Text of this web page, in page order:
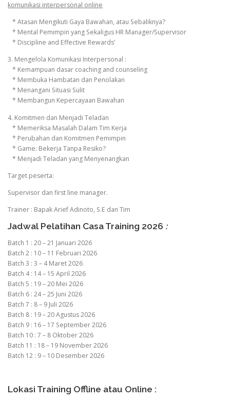
komunikasi interpersonal online
* Atasan Mengikuti Gaya Bawahan, atau Sebaliknya?
* Mental Pemimpin yang Sekaligus HR Manager/Supervisor
* Discipline and Effective Rewards’
3. Mengelola Komunikasi Interpersonal :
* Kemampuan dasar coaching and counseling
* Membuka Hambatan dan Penolakan
* Menangani Situasi Sulit
* Membangun Kepercayaan Bawahan
4. Komitmen dan Menjadi Teladan
* Memeriksa Masalah Dalam Tim Kerja
* Perubahan dan Komitmen Pemimpin
* Game: Bekerja Tanpa Resiko?
* Menjadi Teladan yang Menyenangkan
Target peserta:
Supervisor dan first line manager.
Trainer : Bapak Arief Adinoto, S.E dan Tim
Jadwal Pelatihan Casa Training 2026 :
Batch 1 : 20 – 21 Januari 2026
Batch 2 : 10 – 11 Februari 2026
Batch 3 : 3 – 4 Maret 2026
Batch 4 : 14 – 15 April 2026
Batch 5 : 19 – 20 Mei 2026
Batch 6 : 24 – 25 Juni 2026
Batch 7 : 8 – 9 Juli 2026
Batch 8 : 19 – 20 Agustus 2026
Batch 9 : 16 – 17 September 2026
Batch 10 : 7 – 8 Oktober 2026
Batch 11 : 18 – 19 November 2026
Batch 12 : 9 – 10 Desember 2026
Lokasi Training Offline atau Online :